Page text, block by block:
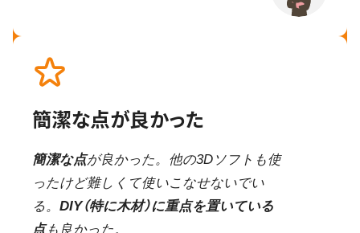
簡潔な点が良かった
簡潔な点が良かった。他の3Dソフトも使
ったけど難しくて使いこなせないでい
る。 DIY（特に木材）に重点を置いている
点も良かった。